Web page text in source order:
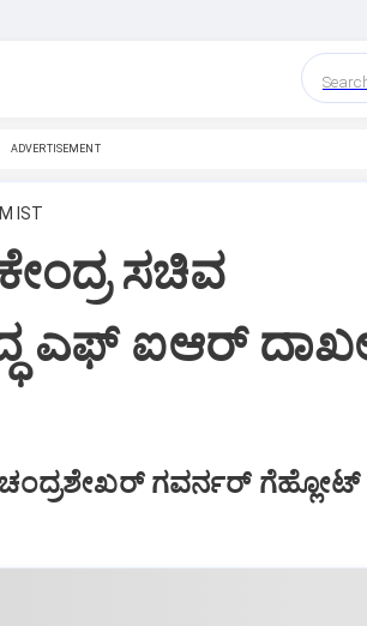
ADVERTISEMENT
IST
ಸಚಿವ
ಎಫ್‌ ಐಆರ್‌
ಗವರ್ನರ್‌ ಗೆಹ್ಲೋಟ್‌